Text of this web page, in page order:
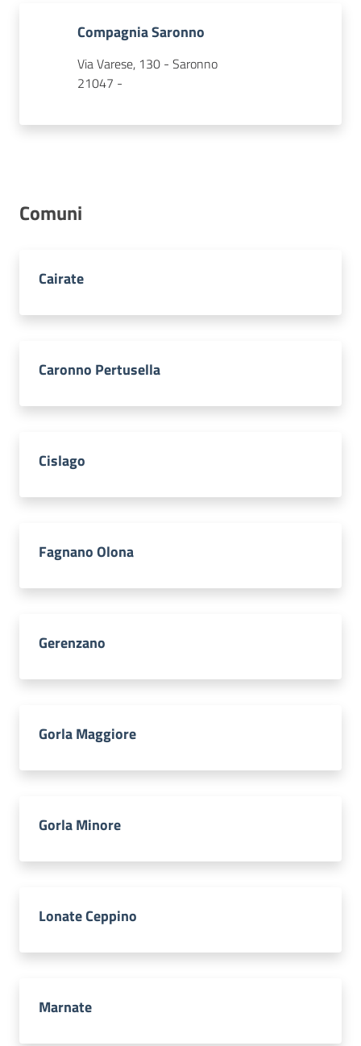
Seguici
Compagnia Saronno
Via Varese, 130 - Saronno
21047 -
Comuni
Cairate
Caronno Pertusella
Cislago
Fagnano Olona
Gerenzano
Gorla Maggiore
Gorla Minore
Lonate Ceppino
Marnate